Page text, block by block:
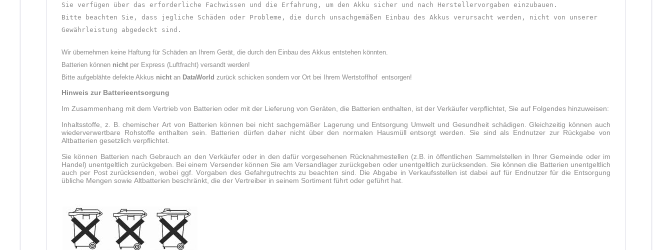
Sie verfügen über das erforderliche Fachwissen und die Erfahrung, um den Akku sicher und nach Herstellervorgaben einzubauen.
Bitte beachten Sie, dass jegliche Schäden oder Probleme, die durch unsachgemäßen Einbau des Akkus verursacht werden, nicht von unserer
Gewährleistung abgedeckt sind.
Wir übernehmen keine Haftung für Schäden an Ihrem Gerät, die durch den Einbau des Akkus entstehen könnten.
Batterien können nicht per Express (Luftfracht) versandt werden!
Bitte aufgeblähte defekte Akkus nicht an DataWorld zurück schicken sondern vor Ort bei Ihrem Wertstoffhof entsorgen!
Hinweis zur Batterieentsorgung
Im Zusammenhang mit dem Vertrieb von Batterien oder mit der Lieferung von Geräten, die Batterien enthalten, ist der Verkäufer verpflichtet, Sie auf Folgendes hinzuweisen:
Inhaltsstoffe, z. B. chemischer Art von Batterien können bei nicht sachgemäßer Lagerung und Entsorgung Umwelt und Gesundheit schädigen. Gleichzeitig können auch
wiederverwertbare Rohstoffe enthalten sein. Batterien dürfen daher nicht über den normalen Hausmüll entsorgt werden. Sie sind als Endnutzer zur Rückgabe von
Altbatterien gesetzlich verpflichtet.
Sie können Batterien nach Gebrauch an den Verkäufer oder in den dafür vorgesehenen Rücknahmestellen (z.B. in öffentlichen Sammelstellen in Ihrer Gemeinde oder im
Handel) unentgeltlich zurückgeben. Bei einem Versender können Sie am Versandlager zurückgeben oder unentgeltlich zurücksenden. Sie können die Batterien unentgeltlich
auch per Post zurücksenden, wobei ggf. Vorgaben des Gefahrgutrechts zu beachten sind. Die Abgabe in Verkaufsstellen ist dabei auf für Endnutzer für die Entsorgung
übliche Mengen sowie Altbatterien beschränkt, die der Vertreiber in seinem Sortiment führt oder geführt hat.